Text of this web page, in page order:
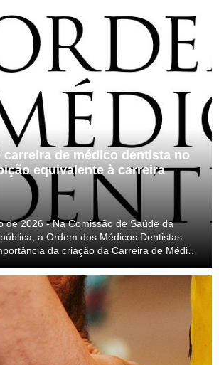
carreira de médico dentista no
equivalente à carreira
de 2026 - Na Comissão de Saúde da
a Ordem dos Médicos Dentistas
da criação da Carreira de Médico
transformado...